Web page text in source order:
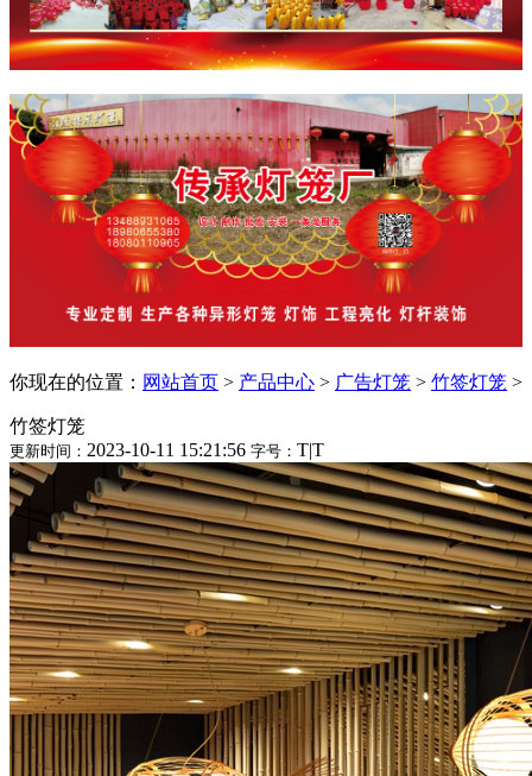
你现在的位置： 网站首页 > 产品中心 > 广告灯笼 > 竹签灯笼 >
竹签灯笼
更新时间： 2023-10-11 15:21:56 字号： T|T